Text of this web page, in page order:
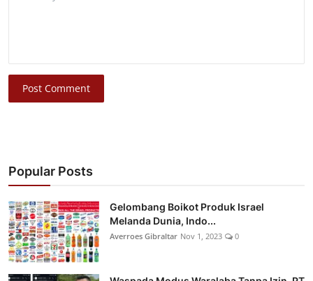
Post Comment
Popular Posts
Gelombang Boikot Produk Israel
Melanda Dunia, Indo...
Averroes Gibraltar Nov 1, 2023 0